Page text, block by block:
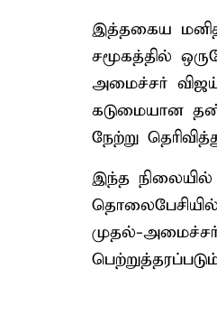
இத்தகைய
சமூகத்தில்
அமைச்சர்
கடுமையான
நேற்று
இந்த
முதல்-